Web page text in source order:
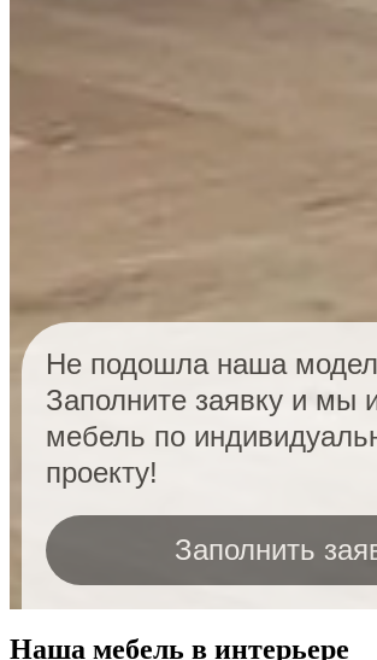
Не подошла наша
Заполните заявку и мы
мебель по
проекту!
Заполнить
Наша мебель в интерьере